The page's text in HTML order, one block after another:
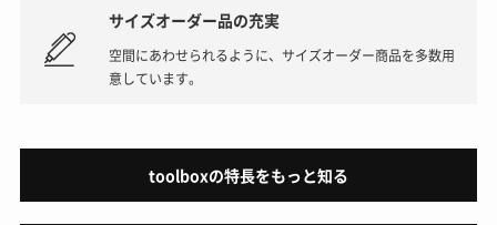
サイズオーダー品の充実
空間にあわせられるように、サイズオーダー商品を多数用
意しています。
toolboxの特長をもっと知る